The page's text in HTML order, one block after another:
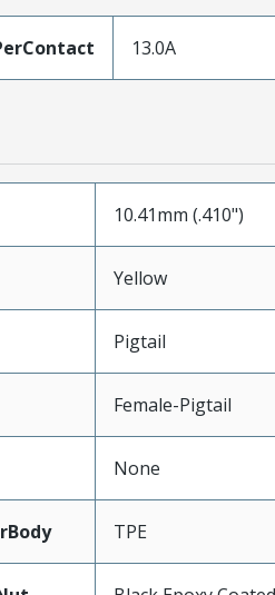
13.0A
10.41mm (.410")
Yellow
Pigtail
Female-Pigtail
None
TPE